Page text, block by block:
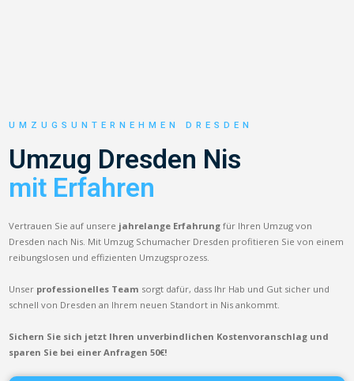
UMZUGSUNTERNEHMEN DRESDEN
Umzug Dresden Nis
mit Erfahren
Vertrauen Sie auf unsere jahrelange Erfahrung für Ihren Umzug von
Dresden nach Nis. Mit Umzug Schumacher Dresden profitieren Sie von einem
reibungslosen und effizienten Umzugsprozess.
Unser professionelles Team sorgt dafür, dass Ihr Hab und Gut sicher und
schnell von Dresden an Ihrem neuen Standort in Nis ankommt.
Sichern Sie sich jetzt Ihren unverbindlichen Kostenvoranschlag und
sparen Sie bei einer Anfragen 50€!